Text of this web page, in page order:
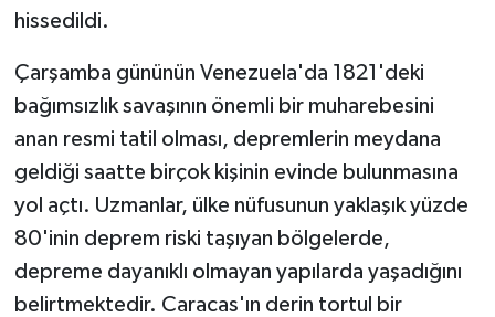
hissedildi.
Çarşamba gününün Venezuela'da 1821'deki
bağımsızlık savaşının önemli bir muharebesini
anan resmi tatil olması, depremlerin meydana
geldiği saatte birçok kişinin evinde bulunmasına
yol açtı. Uzmanlar, ülke nüfusunun yaklaşık yüzde
80'inin deprem riski taşıyan bölgelerde,
depreme dayanıklı olmayan yapılarda yaşadığını
belirtmektedir. Caracas'ın derin tortul bir